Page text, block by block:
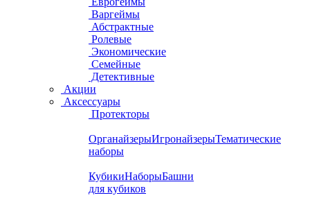
Варгеймы
Абстрактные
Ролевые
Экономические
Семейные
Детективные
Акции
Аксессуары
Протекторы
ОрганайзерыИгронайзерыТематические
наборы
КубикиНаборыБашни
для кубиков